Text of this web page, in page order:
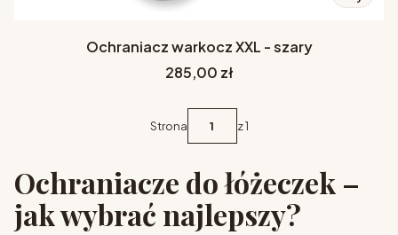
Ochraniacz warkocz XXL - szary
Cena
285,00 zł
Strona z 1
Ochraniacze do łóżeczek –
jak wybrać najlepszy?